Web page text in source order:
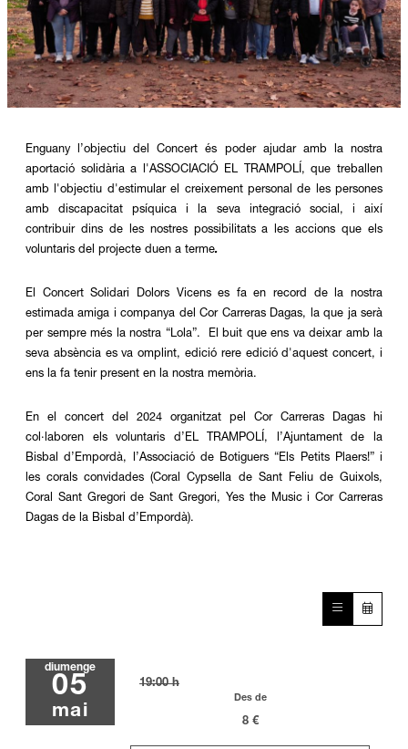
Enguany l’objectiu del Concert és poder ajudar amb la nostra
aportació solidària a l'ASSOCIACIÓ EL TRAMPOLÍ, que treballen
amb l'objectiu d'estimular el creixement personal de les persones
amb discapacitat psíquica i la seva integració social, i així
contribuir dins de les nostres possibilitats a les accions que els
voluntaris del projecte duen a terme.
El Concert Solidari Dolors Vicens es fa en record de la nostra
estimada amiga i companya del Cor Carreras Dagas, la que ja serà
per sempre més la nostra “Lola”.  El buit que ens va deixar amb la
seva absència es va omplint, edició rere edició d'aquest concert, i
ens la fa tenir present en la nostra memòria.
En el concert del 2024 organitzat pel Cor Carreras Dagas hi
col·laboren els voluntaris d’EL TRAMPOLÍ, l’Ajuntament de la
Bisbal d’Empordà, l’Associació de Botiguers “Els Petits Plaers!” i
les corals convidades (Coral Cypsella de Sant Feliu de Guixols,
Coral Sant Gregori de Sant Gregori, Yes the Music i Cor Carreras
Dagas de la Bisbal d’Empordà).
diumenge
05
mai
19:00 h
Des de
8 €